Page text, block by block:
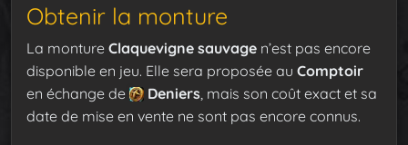
Obtenir la monture
La monture Claquevigne sauvage n’est pas encore
disponible en jeu. Elle sera proposée au Comptoir
en échange de
Deniers , mais son coût exact et sa
date de mise en vente ne sont pas encore connus.